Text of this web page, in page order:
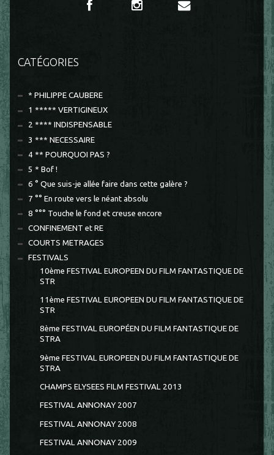
CATÉGORIES
* PHILIPPE CAUBERE
1 ***** VERTIGINEUX
2 **** INDISPENSABLE
3 *** NECESSAIRE
4 ** POURQUOI PAS ?
5 * Bof !
6 ° Que suis-je allée faire dans cette galère ?
7 °° En route vers le néant absolu
8 °°° Touche le fond et creuse encore
CONFINEMENT et RE
COURTS METRAGES
FESTIVALS
10ème FESTIVAL EUROPEEN DU FILM FANTASTIQUE DE
STR
11ème FESTIVAL EUROPEEN DU FILM FANTASTIQUE DE
STR
8ème FESTIVAL EUROPÉEN DU FILM FANTASTIQUE DE
STRA
9ème FESTIVAL EUROPEEN DU FILM FANTASTIQUE DE
STRA
CHAMPS ELYSEES FILM FESTIVAL 2013
FESTIVAL ANNONAY 2007
FESTIVAL ANNONAY 2008
FESTIVAL ANNONAY 2009